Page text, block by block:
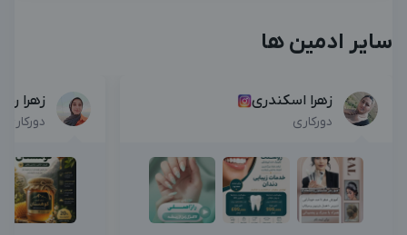
سایر ادمین ها
زهرا اسکندری
دورکاری
زهرا
دورکاری